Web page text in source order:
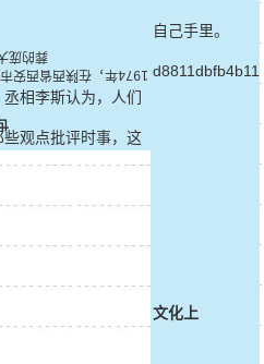
相李斯认为，人们
观点批评时事，这
自己手里。
文化上
侧，发现了秦始皇陵丛
已发掘